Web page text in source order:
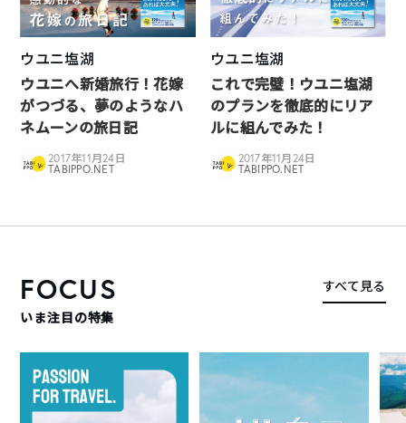
ウユニ塩湖
ウユニへ新婚旅行！花嫁
がつづる、夢のようなハ
ネムーンの旅日記
2017年11月24日
TABIPPO.NET
ウユニ塩湖
これで完璧！ウユニ塩湖
のプランを徹底的にリア
ルに組んでみた！
2017年11月24日
TABIPPO.NET
FOCUS
いま注目の特集
すべて見る